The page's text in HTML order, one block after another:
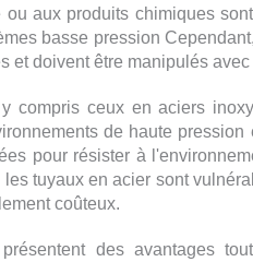
aux produits chimiques
basse pression
et doivent être manipulés
compris ceux en aciers
de haute
pour résister à
tuyaux en acier sont
coûteux.
des avantages